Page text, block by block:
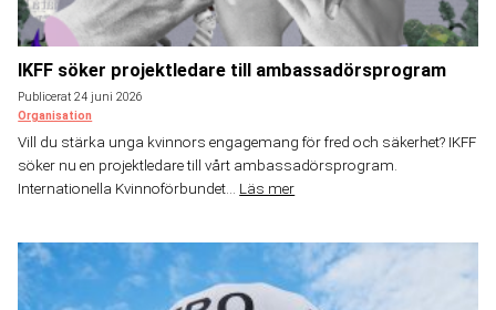
IKFF söker projektledare till ambassadörsprogram
Publicerat 24 juni 2026
Organisation
Vill du stärka unga kvinnors engagemang för fred och säkerhet? IKFF
söker nu en projektledare till vårt ambassadörsprogram.
Internationella Kvinnoförbundet... Läs mer